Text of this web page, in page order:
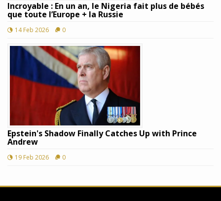
Incroyable : En un an, le Nigeria fait plus de bébés
que toute l’Europe + la Russie
14 Feb 2026 0
Epstein's Shadow Finally Catches Up with Prince
Andrew
19 Feb 2026 0